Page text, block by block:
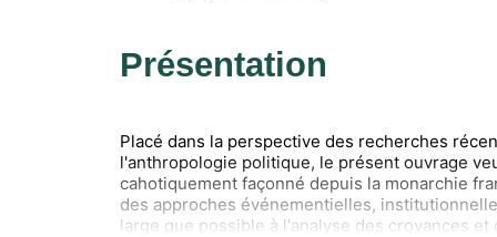
Présentation
Placé dans la perspective des recherches
l'anthropologie politique, le présent ouvrage
cahotiquement façonné depuis la monarchie
des approches événementielles,
large que possible à l'analyse des croyances